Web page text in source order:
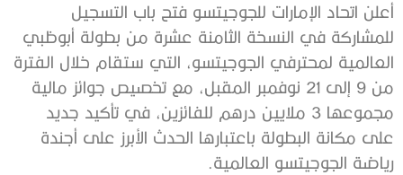
أعلن اتحاد الإمارات للجوجيتسو فتح باب التسجيل
للمشاركة في النسخة الثامنة عشرة من بطولة أبوظبي
العالمية لمحترفي الجوجيتسو، التي ستقام خلال الفترة
من 9 إلى 21 نوفمبر المقبل، مع تخصيص جوائز مالية
مجموعها 3 ملايين درهم للفائزين، في تأكيد جديد
على مكانة البطولة باعتبارها الحدث الأبرز على أجندة
رياضة الجوجيتسو العالمية.